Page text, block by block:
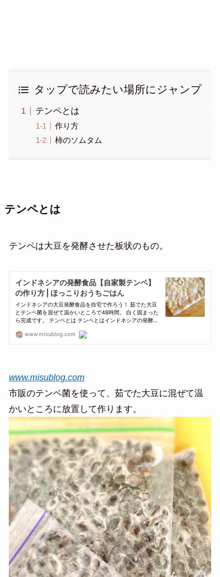
タップで読みたい場所にジャンプ
テンペとは
作り方
柿のソムタム
テンペとは
テンペは大豆を発酵させた板状のもの。
www.misublog.com
市販のテンペ菌を使って、茹でた大豆に混ぜて温
かいところに放置して作ります。